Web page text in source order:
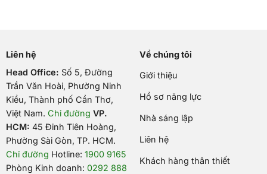
Liên hệ
Head Office: Số 5, Đường
Trần Văn Hoài, Phường Ninh
Kiều, Thành phố Cần Thơ,
Việt Nam. Chỉ đường VP.
HCM: 45 Đinh Tiên Hoàng,
Phường Sài Gòn, TP. HCM.
Chỉ đường Hotline: 1900 9165
Phòng Kinh doanh: 0292 888
Về chúng tôi
Giới thiệu
Hồ sơ năng lực
Nhà sáng lập
Liên hệ
Khách hàng thân thiết